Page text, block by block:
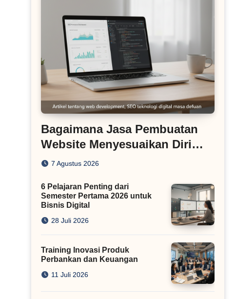
Bagaimana Jasa Pembuatan
Website Menyesuaikan Diri
dengan Algoritma SEO Masa
7 Agustus 2026
6 Pelajaran Penting dari
Semester Pertama 2026 untuk
Bisnis Digital
28 Juli 2026
Training Inovasi Produk
Perbankan dan Keuangan
11 Juli 2026